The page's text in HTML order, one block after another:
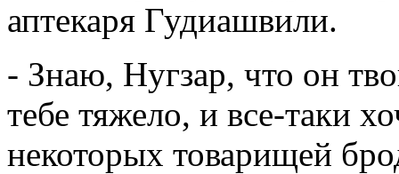
аптекаря Гудиашвили.
- Знаю, Нугзар, что он
тебе тяжело, и все-таки
некоторых товарищей